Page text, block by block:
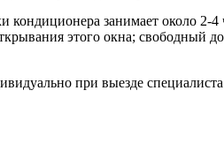
кондиционера занимает около
этого окна; свободный
при выезде специалиста